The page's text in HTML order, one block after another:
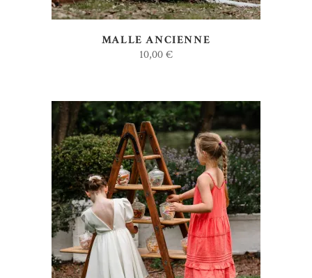
MALLE ANCIENNE
10,00€
AJOUTER AU DEVIS